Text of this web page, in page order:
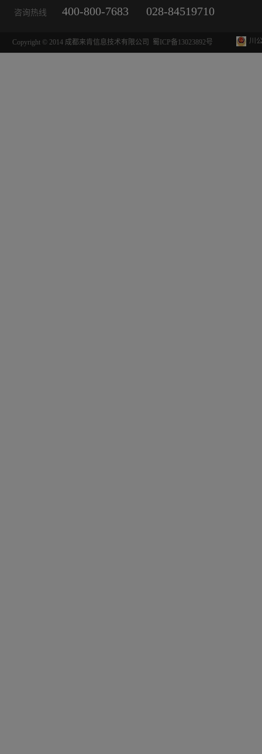
咨询热线 400-800-7683 028-84519710
Copyright © 2014 成都来肯信息技术有限公司 蜀ICP备13023892号 川